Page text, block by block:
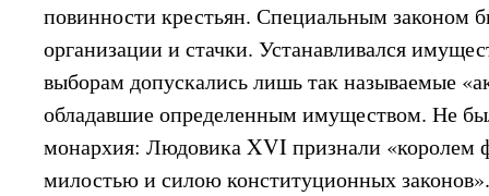
повинности крестьян. Специальным законом
организации и стачки. Устанавливался
выборам допускались лишь так называемые
обладавшие определенным имуществом. Не
монархия: Людовика XVI признали «королем
милостью и силою конституционных